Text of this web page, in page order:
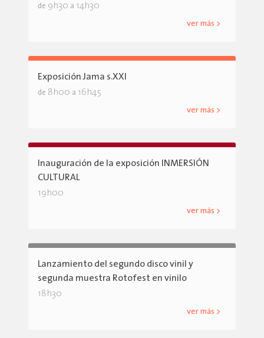
de 9h30 a 14h30
ver más >
Exposición Jama s.XXI
de 8h00 a 16h45
ver más >
Inauguración de la exposición INMERSIÓN
CULTURAL
19h00
ver más >
Lanzamiento del segundo disco vinil y
segunda muestra Rotofest en vinilo
18h30
ver más >